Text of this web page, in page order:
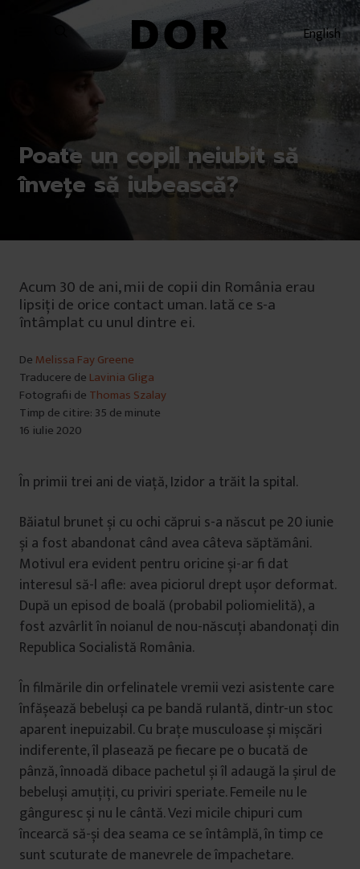
English
Poate un copil neiubit să
învețe să iubească?
Acum 30 de ani, mii de copii din România erau
lipsiți de orice contact uman. Iată ce s-a
întâmplat cu unul dintre ei.
De Melissa Fay Greene
Traducere de Lavinia Gliga
Fotografii de Thomas Szalay
Timp de citire: 35 de minute
16 iulie 2020
În primii trei ani de viață, Izidor a trăit la spital.
Băiatul brunet și cu ochi căprui s-a născut pe 20 iunie
și a fost abandonat când avea câteva săptămâni.
Motivul era evident pentru oricine și-ar fi dat
interesul să-l afle: avea piciorul drept ușor deformat.
După un episod de boală (probabil poliomielită), a
fost azvârlit în noianul de nou-născuți abandonați din
Republica Socialistă România.
În filmările din orfelinatele vremii vezi asistente care
înfășează bebeluși ca pe bandă rulantă, dintr-un stoc
aparent inepuizabil. Cu brațe musculoase și mișcări
indiferente, îl plasează pe fiecare pe o bucată de
pânză, înnoadă dibace pachetul și îl adaugă la șirul de
bebeluși amuțiți, cu priviri speriate. Femeile nu le
gânguresc și nu le cântă. Vezi micile chipuri cum
încearcă să-și dea seama ce se întâmplă, în timp ce
sunt scuturate de manevrele de împachetare.